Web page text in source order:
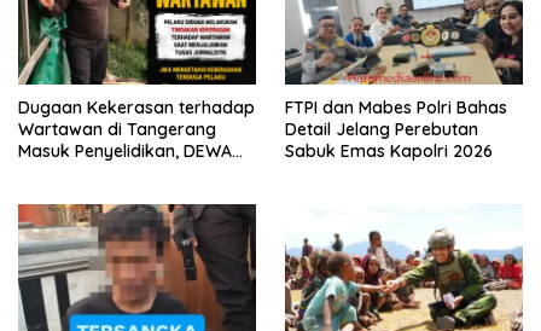
Dugaan Kekerasan terhadap
Wartawan di Tangerang
Masuk Penyelidikan, DEWA
FTPI dan Mabes Polri Bahas
Detail Jelang Perebutan
Sabuk Emas Kapolri 2026